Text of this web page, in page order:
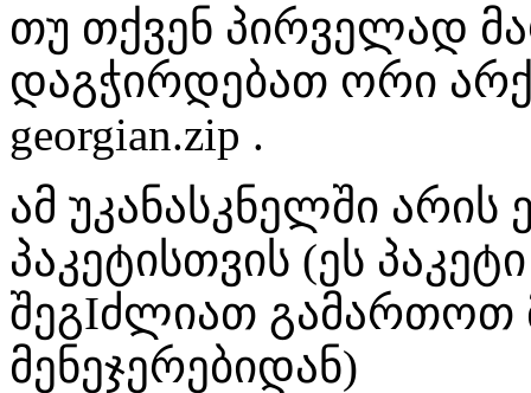
თუ თქვენ პირველად
დაგჭირდებათ ორი
georgian.zip .
ამ უკანასკნელში
პაკეტისთვის (ეს
შეგIძლიათ გამართოთ
მენეჯერებიდან)